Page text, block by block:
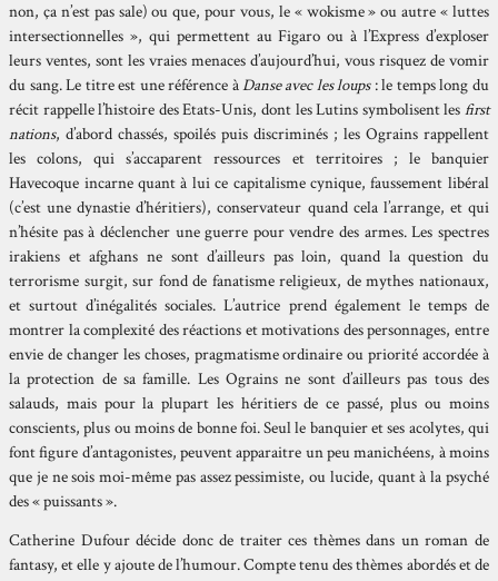
non, ça n’est pas sale) ou que, pour vous, le « wokisme » ou autre « luttes
intersectionnelles », qui permettent au Figaro ou à l’Express d’exploser
leurs ventes, sont les vraies menaces d’aujourd’hui, vous risquez de vomir
du sang. Le titre est une référence àDanse avec les loups: le temps long du
récit rappelle l’histoire des Etats-Unis, dont les Lutins symbolisent les first
nations, d’abord chassés, spoilés puis discriminés ; les Ograins rappellent
les colons, qui s’accaparent ressources et territoires ; le banquier
Havecoque incarne quant à lui ce capitalisme cynique, faussement libéral
(c’est une dynastie d’héritiers), conservateur quand cela l’arrange, et qui
n’hésite pas à déclencher une guerre pour vendre des armes. Les spectres
irakiens et afghans ne sont d’ailleurs pas loin, quand la question du
terrorisme surgit, sur fond de fanatisme religieux, de mythes nationaux,
et surtout d’inégalités sociales. L’autrice prend également le temps de
montrer la complexité des réactions et motivations des personnages, entre
envie de changer les choses, pragmatisme ordinaire ou priorité accordée à
la protection de sa famille. Les Ograins ne sont d’ailleurs pas tous des
salauds, mais pour la plupart les héritiers de ce passé, plus ou moins
conscients, plus ou moins de bonne foi. Seul le banquier et ses acolytes, qui
font figure d’antagonistes, peuvent apparaitre un peu manichéens, à moins
que je ne sois moi-même pas assez pessimiste, ou lucide, quant à la psyché
des « puissants ».
Catherine Dufour décide donc de traiter ces thèmes dans un roman de
fantasy, et elle y ajoute de l’humour. Compte tenu des thèmes abordés et de